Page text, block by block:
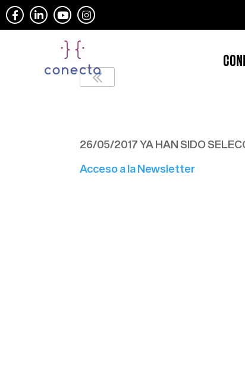
26/05/2017 YA HAN SIDO
Acceso a la Newsletter